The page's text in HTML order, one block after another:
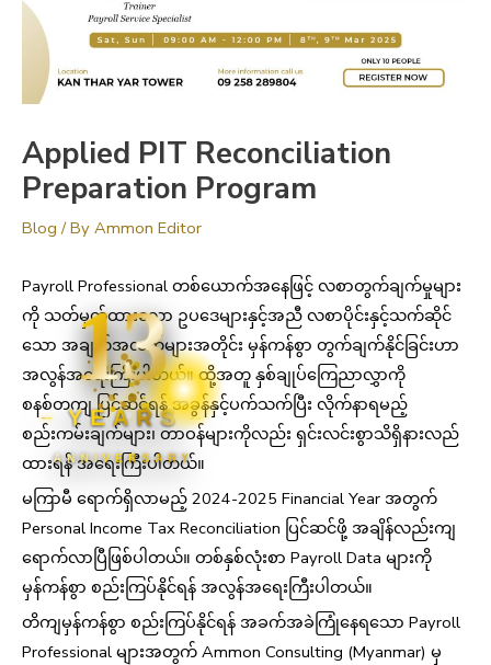
13
YEARS
ANNIVERSARY
Applied PIT Reconciliation
Preparation Program
Blog / By Ammon Editor
Payroll Professional တစ်ယောက်အနေဖြင့် လစာတွက်ချက်မှုများ
ကို သတ်မှတ်ထားသော ဥပဒေများနှင့်အညီ လစာပိုင်းနှင့်သက်ဆိုင်
သော အချက်အလက်များအတိုင်း မှန်ကန်စွာ တွက်ချက်နိုင်ခြင်းဟာ
အလွန်အရေးကြီးပါတယ်။ ထို့အတူ နှစ်ချုပ်ကြေညာလွှာကို
စနစ်တကျ ပြင်ဆင်ရန် အခွန်နှင့်ပက်သက်ပြီး လိုက်နာရမည့်
စည်းကမ်းချက်များ၊ တာဝန်များကိုလည်း ရှင်းလင်းစွာသိရှိနားလည်
ထားရန် အရေးကြီးပါတယ်။
မကြာမီ ရောက်ရှိလာမည့် 2024-2025 Financial Year အတွက်
Personal Income Tax Reconciliation ပြင်ဆင်ဖို့ အချိန်လည်းကျ
ရောက်လာပြီဖြစ်ပါတယ်။ တစ်နှစ်လုံးစာ Payroll Data များကို
မှန်ကန်စွာ စည်းကြပ်နိုင်ရန် အလွန်အရေးကြီးပါတယ်။
တိကျမှန်ကန်စွာ စည်းကြပ်နိုင်ရန် အခက်အခဲကြုံနေရသော Payroll
Professional များအတွက် Ammon Consulting (Myanmar) မှ